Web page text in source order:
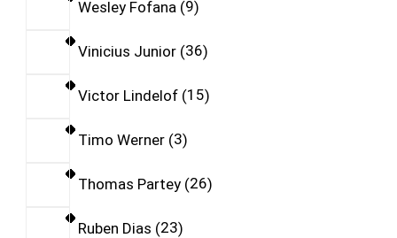
Wesley Fofana 9
Vinicius Junior 36
Victor Lindelof 15
Timo Werner 3
Thomas Partey 26
Ruben Dias 23